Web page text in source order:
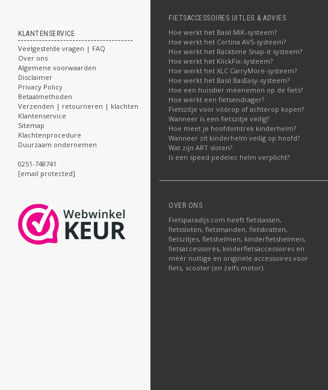
KLANTENSERVICE
Veelgestelde vragen | FAQ
Over ons
Algemene voorwaarden
Disclaimer
Privacy Policy
Betaalmethoden
Verzenden | retourneren | klachten
Klantenservice
Sitemap
Klachtenprocedure
Duurzaam ondernemen
0251-748741
[email protected]
FIETSACCESSOIRES UITLEG & ADVIES
Hoe werkt het Basil MIK-systeem?
Hoe werkt het Cortina AVS-systeem?
Hoe werkt het Racktime Snap-it systeem?
Hoe werkt het KlickFix-systeem?
Hoe werkt het XLC CarryMore-systeem?
Hoe werkt het Basil BasEasy-systeem?
Hoe een huisdier meenemen op de fiets?
Hoe werkt een fietsendrager?
Fietszitje voor vóórop of achterop kopen?
Wanneer is een fietszitje veilig?
Hoe meet je hoofdomtrek kinderhelm?
Wanneer zit kinderhelm veilig op hoofd?
Wat zijn ART sloten?
Is een speed pedelec helm verplicht?
OVER ONS
Fietsparadijs.com heeft fietstassen,
fietssloten, fietsmanden, fietskratten,
fietszitjes, fietshelmen, kinderfietshelmen,
fietsaccessoires, kinderfietsaccessoires en
méér nuttige en originele accessoires voor
fiets, scooter (en zelfs motor).